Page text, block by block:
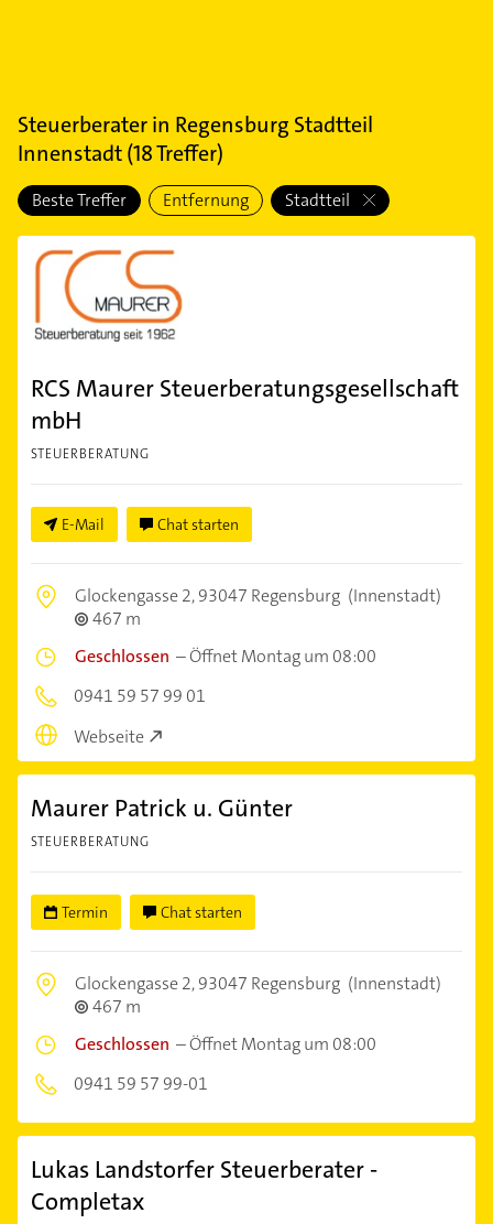
Steuerberaterin Regensburg Stadtteil
Innenstadt(18Treffer)
Beste Treffer Entfernung Stadtteil
RCS Maurer Steuerberatungsgesellschaft
mbH
STEUERBERATUNG
E-Mail Chat starten
Glockengasse 2,93047 Regensburg (Innenstadt)
467 m
Geschlossen –Öffnet Montag um 08:00
0941 59 57 99 01
Webseite
Maurer Patrick u. Günter
STEUERBERATUNG
Termin Chat starten
Glockengasse 2,93047 Regensburg (Innenstadt)
467 m
Geschlossen –Öffnet Montag um 08:00
0941 59 57 99-01
Lukas Landstorfer Steuerberater -
Completax